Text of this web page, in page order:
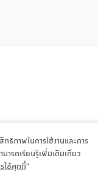
ธิภาพในการใช้งานและการ
ารถเรียนรู้เพิ่มเติมเกี่ยว
ใช้คุกกี้"